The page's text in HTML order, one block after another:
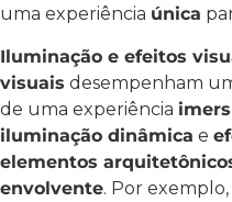
uma experiência única
Iluminação e efeitos
visuais desempenham
de uma experiência
iluminação dinâmica e
elementos
envolvente. Por exemplo,